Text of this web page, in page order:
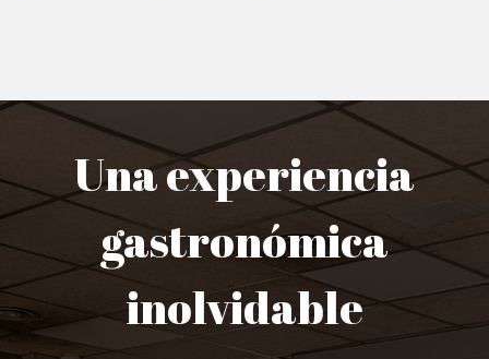
Una experiencia
gastronómica
inolvidable